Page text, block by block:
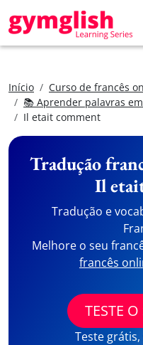
Início
Curso de francês
📚 Aprender palavras
Il etait comment
Tradução
Il
Tradução e
Melhore o seu
francês
TESTE
Teste